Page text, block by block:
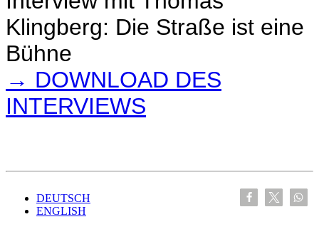
Klingberg: Die Straße ist eine
Bühne
→ DOWNLOAD DES
INTERVIEWS
DEUTSCH
ENGLISH